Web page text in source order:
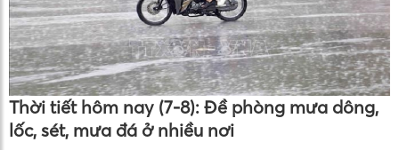
Thời tiết hôm nay (7-8): Đề phòng mưa dông,
lốc, sét, mưa đá ở nhiều nơi